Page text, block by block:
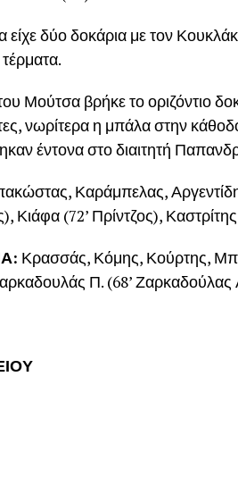
δύο δοκάρια με τον
Μούτσα βρήκε το οριζόντιο
νωρίτερα η μπάλα στην
έντονα στο διαιτητή
Καράμπελας,
Κιάφα (72’ Πρίντζος),
Κρασσάς, Κόμης, Κούρτης,
Π. (68’ Ζαρκαδούλας